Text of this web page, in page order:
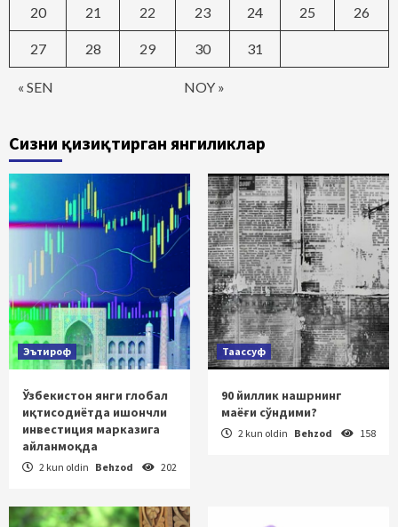
« SEN NOY »
20 21 22 23 24 25 26
27 28 29 30 31
Сизни қизиқтирган янгиликлар
Эътироф
Ўзбекистон янги глобал
иқтисодиётда ишончли
инвестиция марказига
айланмоқда
2 kun oldin Behzod 202
Таассуф
90 йиллик нашрнинг
маёғи сўндими?
2 kun oldin Behzod 158